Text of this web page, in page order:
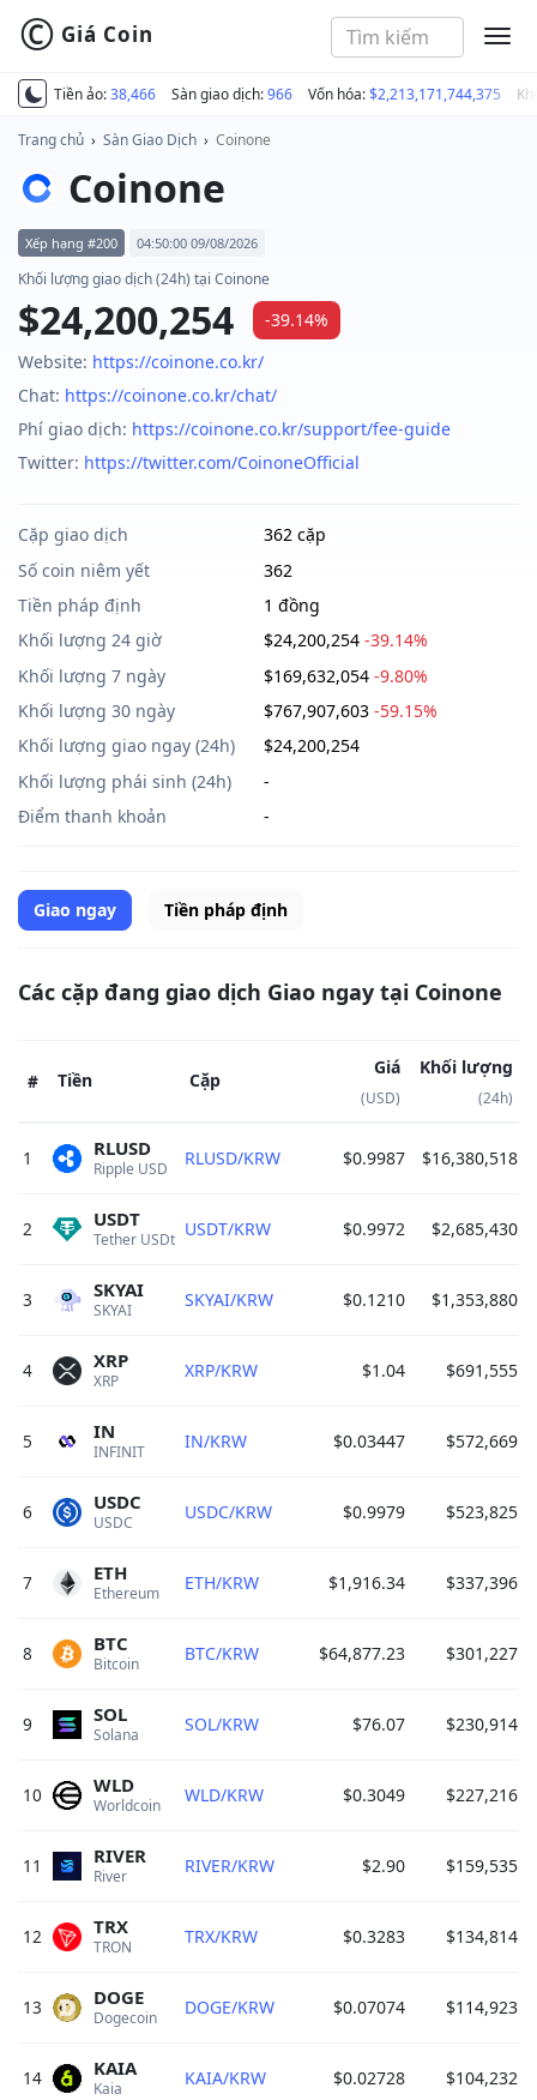
Tiền ảo:38,466 Sàn giao dịch:966 Vốn hóa:$2,213,171,744,375
© Giá Coin
Trang chủ › Sàn Giao Dịch › Coinone
Coinone
Xếp hạng #200 04:50:00 09/08/2026
Khối lượng giao dịch (24h) tại Coinone
$24,200,254
-39.14%
Website: https://coinone.co.kr/
Chat: https://coinone.co.kr/chat/
Phí giao dịch: https://coinone.co.kr/support/fee-guide
Twitter: https://twitter.com/CoinoneOfficial
Cặp giao dịch
362 cặp
Số coin niêm yết
362
Tiền pháp định
1 đồng
Khối lượng 24 giờ
$24,200,254 -39.14%
Khối lượng 7 ngày
$169,632,054 -9.80%
Khối lượng 30 ngày
$767,907,603 -59.15%
Khối lượng giao ngay (24h)
$24,200,254
Khối lượng phái sinh (24h)
-
Điểm thanh khoản
-
Giao ngay Tiền pháp định
Các cặp đang giao dịch Giao ngay tại Coinone
# Tiền Cặp
Giá
(USD)
Khối lượng
(24h)
1 Ripple USD
RLUSD RLUSD/KRW $0.9987 $16,380,518
2 Tether USDt
USDT USDT/KRW $0.9972 $2,685,430
3 SKYAI
SKYAI SKYAI/KRW $0.1210 $1,353,880
4 XRP
XRP XRP/KRW $1.04 $691,555
5 INFINIT
IN IN/KRW $0.03447 $572,669
6 USDC
USDC USDC/KRW $0.9979 $523,825
7 Ethereum
ETH ETH/KRW $1,916.34 $337,396
8 Bitcoin
BTC BTC/KRW $64,877.23 $301,227
9 Solana
SOL SOL/KRW $76.07 $230,914
10 Worldcoin
WLD WLD/KRW $0.3049 $227,216
11 River
RIVER RIVER/KRW $2.90 $159,535
12 TRON
TRX TRX/KRW $0.3283 $134,814
13 Dogecoin
DOGE DOGE/KRW $0.07074 $114,923
14 Kaia
KAIA KAIA/KRW $0.02728 $104,232